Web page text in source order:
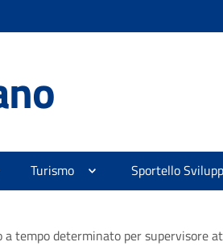
Turismo Sportello
tempo determinato per supervisore